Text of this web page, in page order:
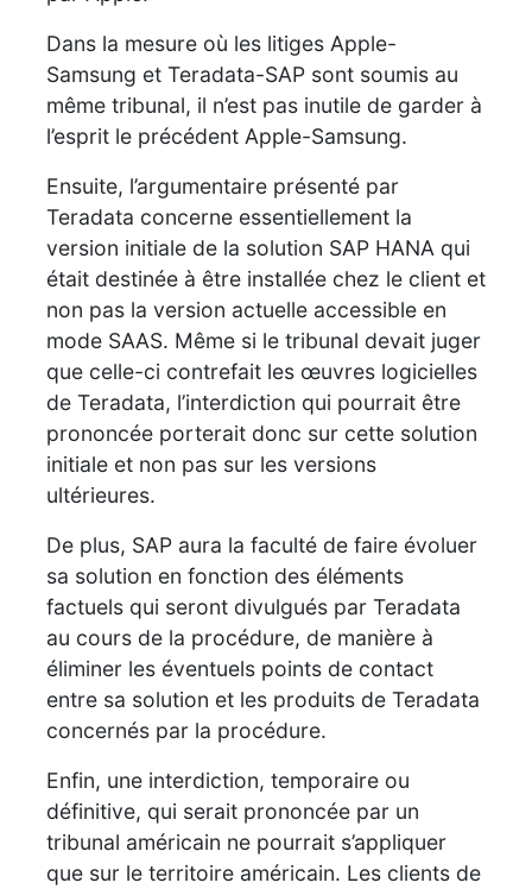
Dans la mesure où les litiges Apple-
Samsung et Teradata-SAP sont soumis au
même tribunal, il n’est pas inutile de garder à
l’esprit le précédent Apple-Samsung.
Ensuite, l’argumentaire présenté par
Teradata concerne essentiellement la
version initiale de la solution SAP HANA qui
était destinée à être installée chez le client et
non pas la version actuelle accessible en
mode SAAS. Même si le tribunal devait juger
que celle-ci contrefait les œuvres logicielles
de Teradata, l’interdiction qui pourrait être
prononcée porterait donc sur cette solution
initiale et non pas sur les versions
ultérieures.
De plus, SAP aura la faculté de faire évoluer
sa solution en fonction des éléments
factuels qui seront divulgués par Teradata
au cours de la procédure, de manière à
éliminer les éventuels points de contact
entre sa solution et les produits de Teradata
concernés par la procédure.
Enfin, une interdiction, temporaire ou
définitive, qui serait prononcée par un
tribunal américain ne pourrait s’appliquer
que sur le territoire américain. Les clients de